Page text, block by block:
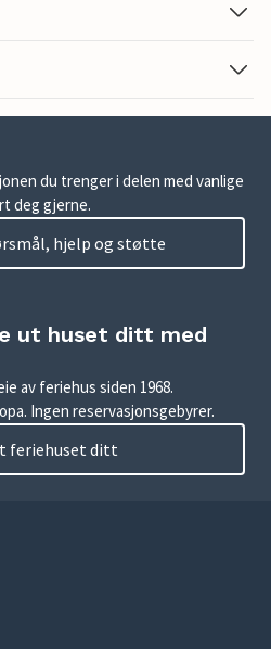
du trenger i delen med vanlige
deg gjerne.
hjelp og støtte
ut huset ditt med
av feriehus siden 1968.
Ingen reservasjonsgebyrer.
feriehuset ditt